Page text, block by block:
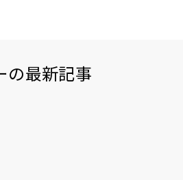
の最新記事